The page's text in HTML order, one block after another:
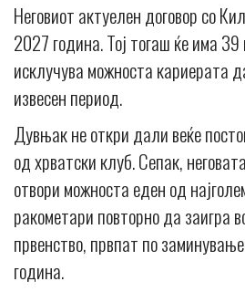
Неговиот актуелен договор со
2027 година. Тој тогаш ќе има 39
исклучува можноста кариерата
извесен период.
Дувњак не откри дали веќе
од хрватски клуб. Сепак,
отвори можноста еден од
ракометари повторно да заигра
првенство, првпат по
година.